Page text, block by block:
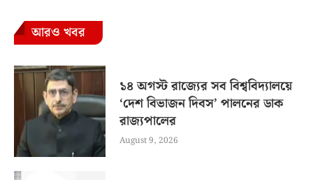
আরও খবর
১৪ অগস্ট রাজ্যের সব বিশ্ববিদ্যালয়ে
‘দেশ বিভাজন দিবস’ পালনের ডাক
রাজ্যপালের
August 9, 2026